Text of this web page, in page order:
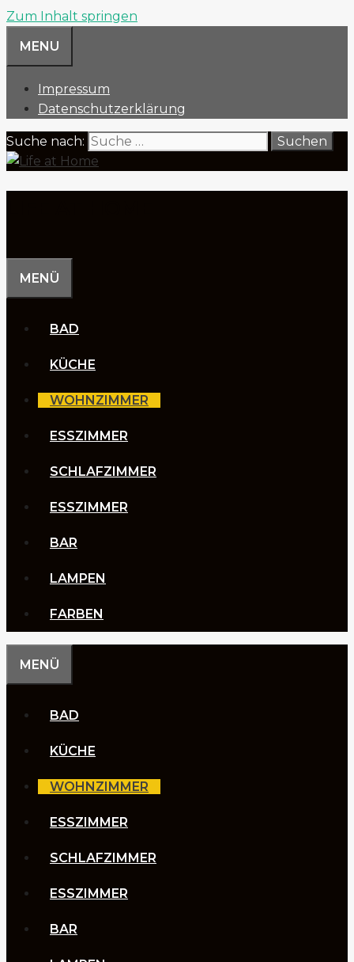
Zum Inhalt springen
MENU
Impressum
Datenschutzerklärung
Suche nach:
MENÜ
BAD
KÜCHE
WOHNZIMMER
ESSZIMMER
SCHLAFZIMMER
ESSZIMMER
BAR
LAMPEN
FARBEN
MENÜ
BAD
KÜCHE
WOHNZIMMER
ESSZIMMER
SCHLAFZIMMER
ESSZIMMER
BAR